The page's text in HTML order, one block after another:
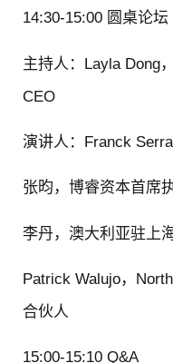
14:30-15:00 圆桌论坛
主持人：Layla Dong
CEO
演讲人：Franck
张昀，博睿资本首席
李丹，澳大利亚驻上
Patrick Walujo，
合伙人
15:00-15:10 Q&A